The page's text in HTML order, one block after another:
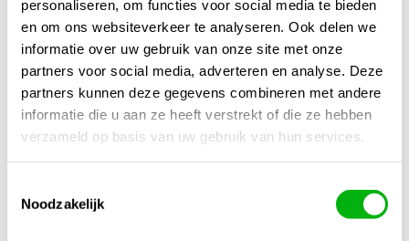
personaliseren, om functies voor social media te bieden
en om ons websiteverkeer te analyseren. Ook delen we
informatie over uw gebruik van onze site met onze
partners voor social media, adverteren en analyse. Deze
partners kunnen deze gegevens combineren met andere
informatie die u aan ze heeft verstrekt of die ze hebben
verzameld op basis van uw gebruik van hun services.
Noodzakelijk
Toepassing
Deze vlinderkraan wordt veel gebruikt voor:
Het opsplitsen of regelen van irrigatielijnen
Druppel- en sproeisystemen in tuin of kas
Hydrocultuur- en voedingssystemen